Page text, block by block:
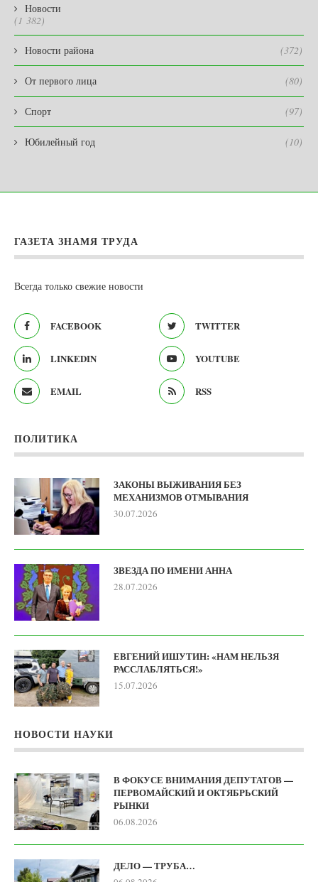
Новости
(1 382)
Новости района (372)
От первого лица (80)
Спорт (97)
Юбилейный год (10)
ГАЗЕТА ЗНАМЯ ТРУДА
Всегда только свежие новости
FACEBOOK TWITTER
LINKEDIN YOUTUBE
EMAIL RSS
ПОЛИТИКА
ЗАКОНЫ ВЫЖИВАНИЯ БЕЗ
МЕХАНИЗМОВ ОТМЫВАНИЯ
30.07.2026
ЗВЕЗДА ПО ИМЕНИ АННА
28.07.2026
ЕВГЕНИЙ ИШУТИН: «НАМ НЕЛЬЗЯ
РАССЛАБЛЯТЬСЯ!»
15.07.2026
НОВОСТИ НАУКИ
В ФОКУСЕ ВНИМАНИЯ ДЕПУТАТОВ —
ПЕРВОМАЙСКИЙ И ОКТЯБРЬСКИЙ
РЫНКИ
06.08.2026
ДЕЛО — ТРУБА…